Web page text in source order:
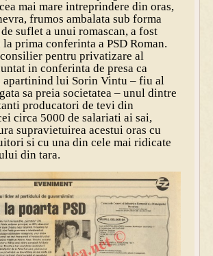
mai mare intreprindere din oras,
frumos ambalata sub forma
suflet a unui romascan, a fost
prima conferinta a PSD Roman.
pentru privatizare al
in conferinta de presa ca
apartinind lui Sorin Vintu – fiu al
sa preia societatea – unul dintre
producatori de tevi din
circa 5000 de salariati ai sai,
supravietuirea acestui oras cu
si cu una din cele mai ridicate
din tara.